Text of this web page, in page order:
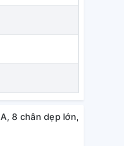
8 chân dẹp lớn,